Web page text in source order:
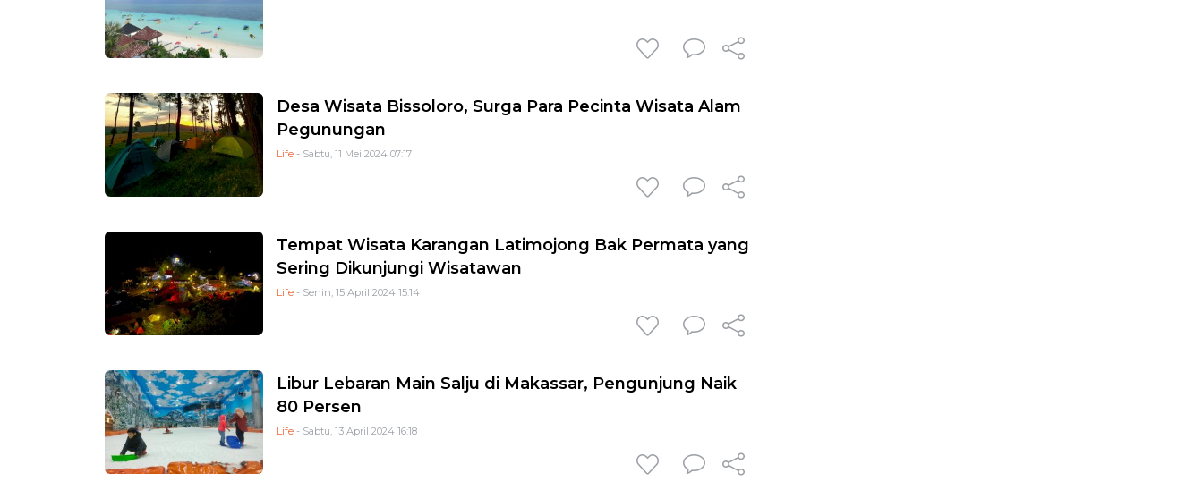
Desa Wisata Bissoloro, Surga Para Pecinta Wisata Alam
Pegunungan
Life - Sabtu, 11 Mei 2024 07:17
Tempat Wisata Karangan Latimojong Bak Permata yang
Sering Dikunjungi Wisatawan
Life - Senin, 15 April 2024 15:14
Libur Lebaran Main Salju di Makassar, Pengunjung Naik
80 Persen
Life - Sabtu, 13 April 2024 16:18